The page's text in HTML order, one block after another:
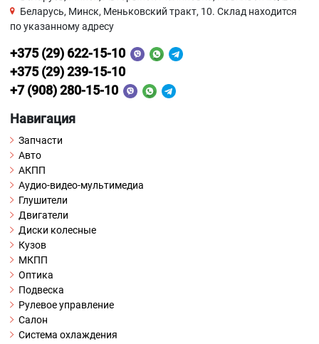
Беларусь, Минск, Меньковский тракт, 10. Склад находится
по указанному адресу
+375 (29) 622-15-10
+375 (29) 239-15-10
+7 (908) 280-15-10
Навигация
Запчасти
Авто
АКПП
Аудио-видео-мультимедиа
Глушители
Двигатели
Диски колесные
Кузов
МКПП
Оптика
Подвеска
Рулевое управление
Салон
Система охлаждения